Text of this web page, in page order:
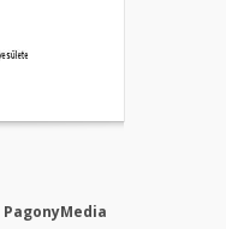
PagonyMedia